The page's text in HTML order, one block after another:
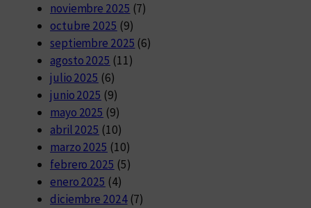
noviembre 2025 (7)
octubre 2025 (9)
septiembre 2025 (6)
agosto 2025 (11)
julio 2025 (6)
junio 2025 (9)
mayo 2025 (9)
abril 2025 (10)
marzo 2025 (10)
febrero 2025 (5)
enero 2025 (4)
diciembre 2024(7)